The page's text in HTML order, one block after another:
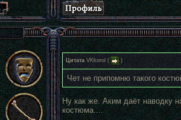
Цитата VKkorol ( )
Чет не припомню такого
Ну как же. Аким даёт наводку
костюма....